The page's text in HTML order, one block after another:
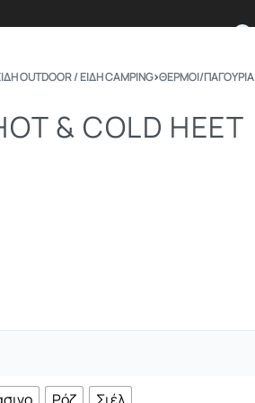
OUTDOOR / ΕΙΔΗ CAMPING›ΘΕΡΜΟΊ/ΠΑΓΟΎΡΙΑ
& COLD HEET